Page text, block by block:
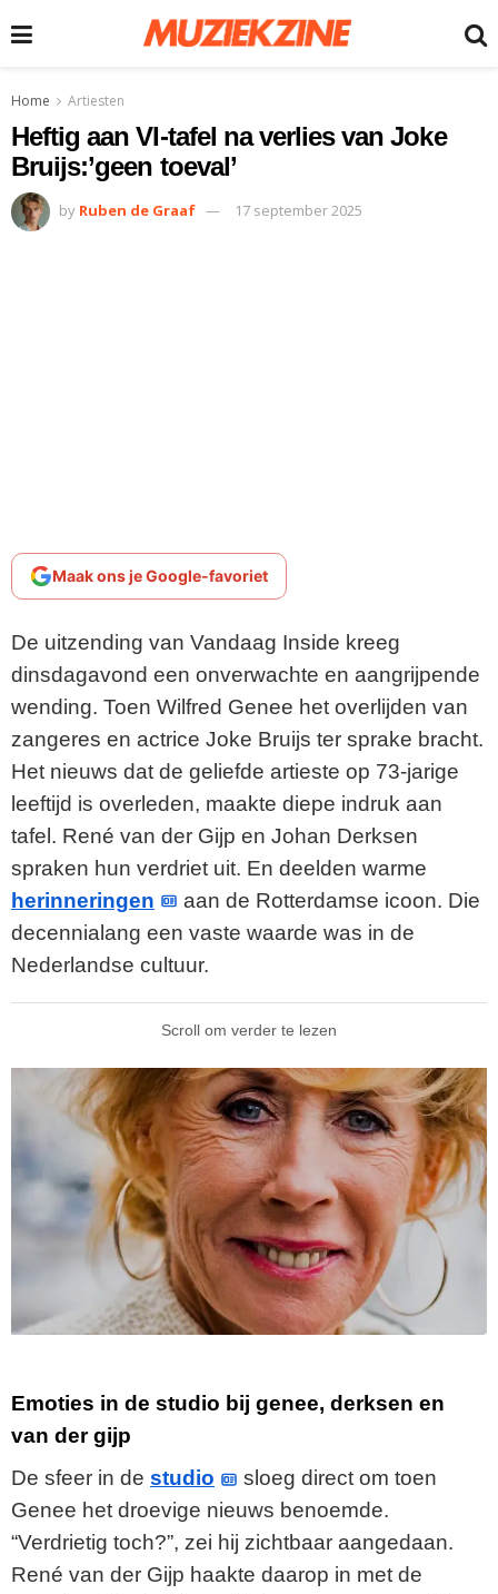
Home Artiesten
Heftig aan VI-tafel na verlies van Joke
Bruijs:’geen toeval’
by Ruben de Graaf 17 september 2025
Maak ons je Google-favoriet
De uitzending van Vandaag Inside kreeg
dinsdagavond een onverwachte en aangrijpende
wending. Toen Wilfred Genee het overlijden van
zangeres en actrice Joke Bruijs ter sprake bracht.
Het nieuws dat de geliefde artieste op 73-jarige
leeftijd is overleden, maakte diepe indruk aan
tafel. René van der Gijp en Johan Derksen
spraken hun verdriet uit. En deelden warme
herinneringen
aan de Rotterdamse icoon. Die
decennialang een vaste waarde was in de
Nederlandse cultuur.
Scroll om verder te lezen
Emoties in de studio bij genee, derksen en
van der gijp
De sfeer in de studio
sloeg direct om toen
Genee het droevige nieuws benoemde.
“Verdrietig toch?”, zei hij zichtbaar aangedaan.
René van der Gijp haakte daarop in met de